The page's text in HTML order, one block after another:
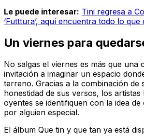
Le puede interesar: Tini regresa a
‘Futttura’, aquí encuentra todo lo que
Un viernes para
No salgas el viernes es más que una
invitación a imaginar un espacio
terreno. Gracias a la combinación de
honestidad de sus versos, los
oyentes se identifiquen con la idea
por alguien especial.
El álbum Que tin y que tan ya está